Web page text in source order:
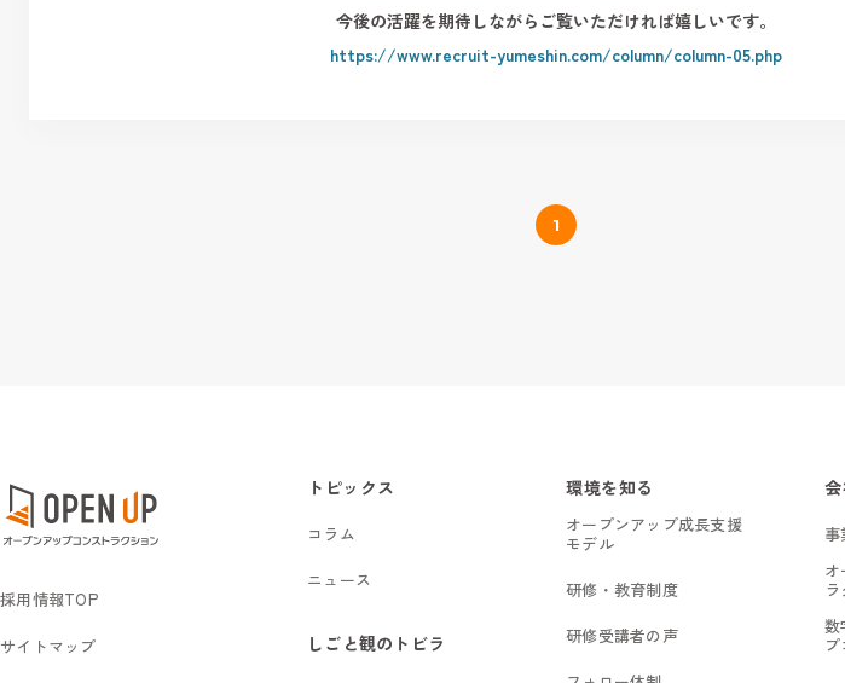
今後の活躍を期待しながらご覧いただければ嬉しいです。
https://www.recruit-yumeshin.com/column/column-05.php
1
採用情報TOP
サイトマップ
トピックス
コラム
ニュース
しごと観のトビラ
環境を知る
オープンアップ成長支援
モデル
研修・教育制度
研修受講者の声
事
数